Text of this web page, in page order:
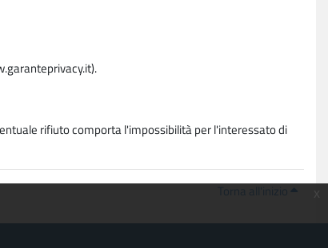
rifiuto comporta l'impossibilità per l'interessato di
Torna all'inizio